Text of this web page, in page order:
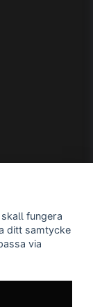
fungera
ditt samtycke
via